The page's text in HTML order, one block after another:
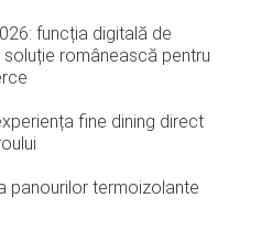
funcția digitală de
românească pentru
fine dining direct
panourilor termoizolante